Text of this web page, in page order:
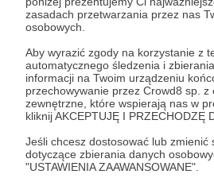
zasadach przetwarzania przez nas
osobowych.
Aby wyrazić zgody na korzystanie z
automatycznego śledzenia i
informacji na Twoim urządzeniu
przechowywanie przez Crowd8 sp.
zewnętrzne, które wspierają nas w
kliknij AKCEPTUJĘ I PRZECHODZĘ
Jeśli chcesz dostosować lub zmienić
dotyczące zbierania danych
"USTAWIENIA ZAAWANSOWANE".
58 zł miesięcznie
Za tą kwotę kupujesz odcinek!
patronem filmu. Możesz
komentarz bądź interesujący